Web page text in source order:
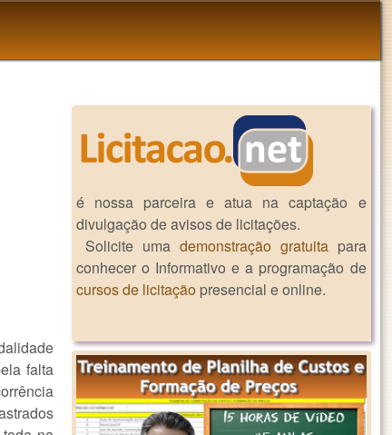
falta
é nossa parceira e atua na captação e
divulgação de avisos de licitações.
Solicite uma demonstração gratuitapara
conhecer o Informativo e a programação de
cursos de licitação presencial e online.